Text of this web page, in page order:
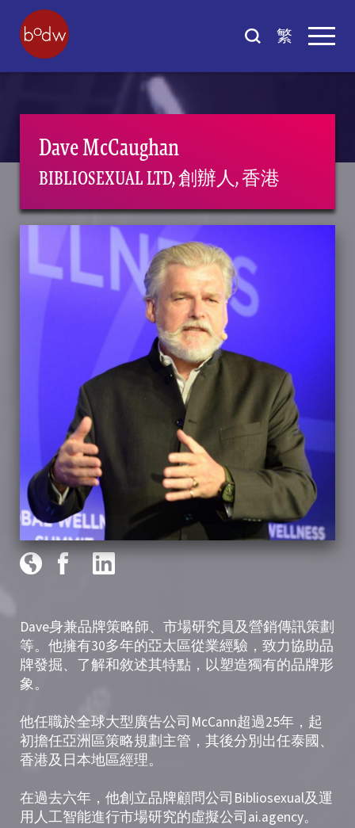
繁
Dave身兼品牌策略師、市場研究員及營銷傳訊策劃
等。他擁有30多年的亞太區從業經驗，致力協助品
牌發掘、了解和敘述其特點，以塑造獨有的品牌形
象。
他任職於全球大型廣告公司McCann超過25年，起
初擔任亞洲區策略規劃主管，其後分別出任泰國、
香港及日本地區經理。
在過去六年，他創立品牌顧問公司Bibliosexual及運
用人工智能進行市場研究的虛擬公司ai.agency。
Dave McCaughan
BIBLIOSEXUAL LTD, 創辦人, 香港